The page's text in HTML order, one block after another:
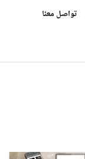
تواصل معنا